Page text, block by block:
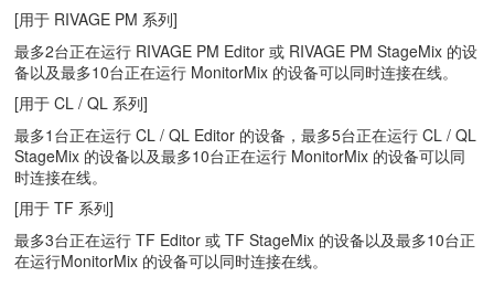
[用于 RIVAGE PM 系列]
最多2台正在运行 RIVAGE PM Editor 或 RIVAGE PM StageMix 的设
备以及最多10台正在运行 MonitorMix 的设备可以同时连接在线。
[用于 CL / QL 系列]
最多1台正在运行 CL / QL Editor 的设备，最多5台正在运行 CL / QL
StageMix 的设备以及最多10台正在运行 MonitorMix 的设备可以同
时连接在线。
[用于 TF 系列]
最多3台正在运行 TF Editor 或 TF StageMix 的设备以及最多10台正
在运行MonitorMix 的设备可以同时连接在线。